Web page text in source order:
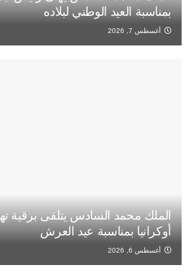
بمناسبة العيد الوطني لبلاده
أغسطس 7, 2026
الملك محمد السادس يتلقى برقية
أوكرانيا بمناسبة عيد العرش
أغسطس 6, 2026